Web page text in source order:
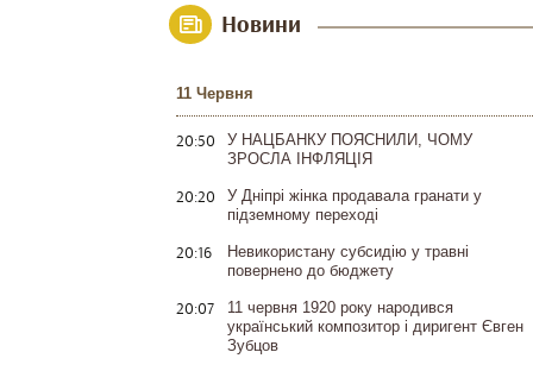
Новини
11 Червня
20:50
У НАЦБАНКУ ПОЯСНИЛИ, ЧОМУ
ЗРОСЛА ІНФЛЯЦІЯ
20:20
У Дніпрі жінка продавала гранати у
підземному переході
20:16
Невикористану субсидію у травні
повернено до бюджету
20:07
11 червня 1920 року народився
український композитор і диригент Євген
Зубцов